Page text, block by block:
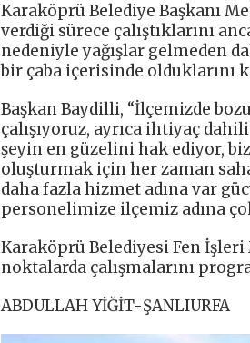
Karaköprü Belediye Başkanı
verdiği sürece çalıştıklarını
nedeniyle yağışlar gelmeden
bir çaba içerisinde olduklarını
Başkan Baydilli, “İlçemizde
çalışıyoruz, ayrıca ihtiyaç
şeyin en güzelini hak ediyor,
oluşturmak için her zaman
daha fazla hizmet adına var
personelimize ilçemiz adına
Karaköprü Belediyesi Fen
noktalarda çalışmalarını
ABDULLAH YİĞİT-ŞANLIURFA